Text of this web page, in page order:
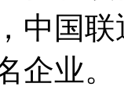
中国
企业。